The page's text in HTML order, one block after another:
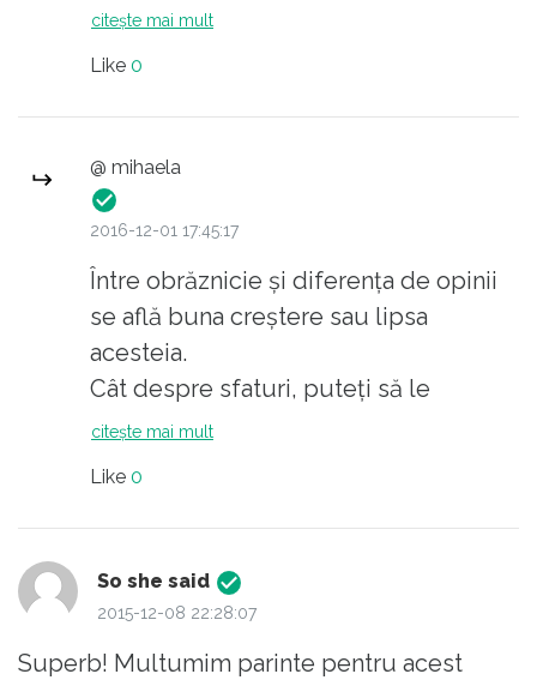
citește mai mult
Like 0
@ mihaela
2016-12-01 17:45:17
Între obrăznicie și diferența de opinii
se află buna creștere sau lipsa
acesteia.
Cât despre sfaturi, puteți să le
păstrați. Oricum sfaturile au un destin
vin de la o persoană care nu știe sau
nu vrea să scrie românește. Adică să
scrie cu diacritice și cu majuscule la
prea mult?...
citește mai mult
Like 0
So she said
2015-12-08 22:28:07
Superb! Multumim parinte pentru acest